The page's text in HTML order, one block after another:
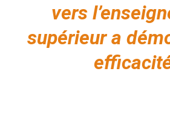
vers
supérieur a